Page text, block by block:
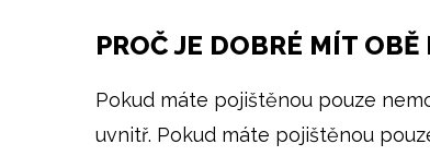
PROČ JE DOBRÉ MÍT OBĚ
Pokud máte pojištěnou pouze
uvnitř. Pokud máte pojištěnou